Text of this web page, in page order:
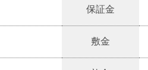
保証金
敷金